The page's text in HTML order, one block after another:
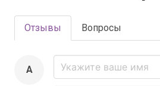
Отзывы Вопросы
A